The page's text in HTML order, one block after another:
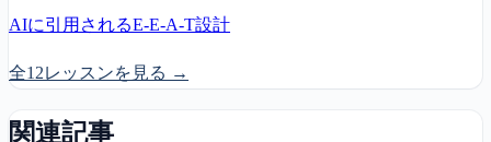
AIに引用されるE-E-A-T設計
全12レッスンを見る →
関連記事